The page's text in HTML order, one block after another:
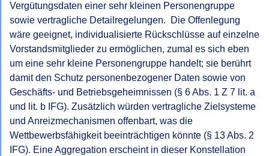
Vergütungsdaten einer sehr kleinen Personengruppe
sowie vertragliche Detailregelungen.  Die Offenlegung
wäre geeignet, individualisierte Rückschlüsse auf einzelne
Vorstandsmitglieder zu ermöglichen, zumal es sich eben
um eine sehr kleine Personengruppe handelt; sie berührt
damit den Schutz personenbezogener Daten sowie von
Geschäfts- und Betriebsgeheimnissen (§ 6 Abs. 1 Z 7 lit. a
und lit. b IFG). Zusätzlich würden vertragliche Zielsysteme
und Anreizmechanismen offenbart, was die
Wettbewerbsfähigkeit beeinträchtigen könnte (§ 13 Abs. 2
IFG). Eine Aggregation erscheint in dieser Konstellation